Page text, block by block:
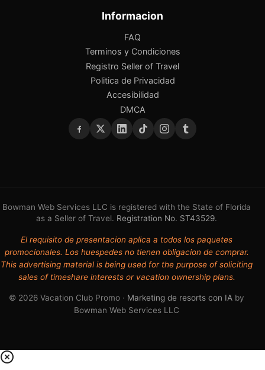
Informacion
FAQ
Terminos y Condiciones
Registro Seller of Travel
Politica de Privacidad
Accesibilidad
DMCA
Bowman Web Services LLC is registered with the State of Florida
as a Seller of Travel. Registration No. ST43529.
El requisito de presentacion aplica a todos los paquetes
promocionales. Los huespedes no tienen obligacion de comprar.
This advertising material is being used for the purpose of soliciting
sales of timeshare interests or vacation ownership plans.
© 2026 Vacation Club Promo · Marketing de resorts con IA by
Bowman Web Services LLC